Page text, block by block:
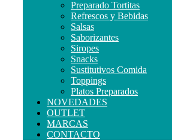
Preparado Tortitas
Refrescos y Bebidas
Salsas
Saborizantes
Siropes
Snacks
Sustitutivos Comida
Toppings
Platos Preparados
NOVEDADES
OUTLET
MARCAS
CONTACTO